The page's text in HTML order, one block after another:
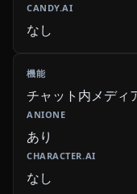
なし
チャット内メディ
あり
なし